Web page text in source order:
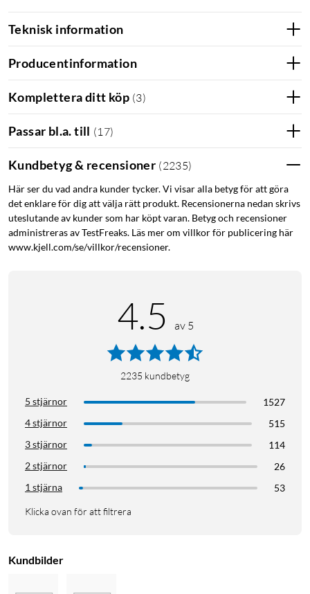
Kabel för iPhone XR
Kabel för iPhone 11 Pro Kabel för iPhone 11 Pro Max
Kabel för iPhone 12 Kabel för iPhone 12 Pro
Kabel för iPhone 12 Pro Max
Kabel för iPhone 13 Kabel för iPhone 13 Pro
Kabel för iPhone 13 Pro Max Kabel för iPhone 13 Mini
Kabel för iPhone 14 Kabel för iPhone 14 Plus
Kabel för iPhone 14 Pro Kabel för iPhone 14 Pro Max
Teknisk information
Producentinformation
Komplettera ditt köp (3)
Passar bl.a. till (17)
Kundbetyg & recensioner (2235)
Här ser du vad andra kunder tycker. Vi visar alla betyg för att göra
det enklare för dig att välja rätt produkt. Recensionerna nedan skrivs
uteslutande av kunder som har köpt varan. Betyg och recensioner
administreras av TestFreaks. Läs mer om villkor för publicering här
www.kjell.com/se/villkor/recensioner.
4.5 av 5
2235 kundbetyg
5 stjärnor
1527
4 stjärnor
515
3 stjärnor
114
2 stjärnor
26
1 stjärna
53
Klicka ovan för att filtrera
Kundbilder